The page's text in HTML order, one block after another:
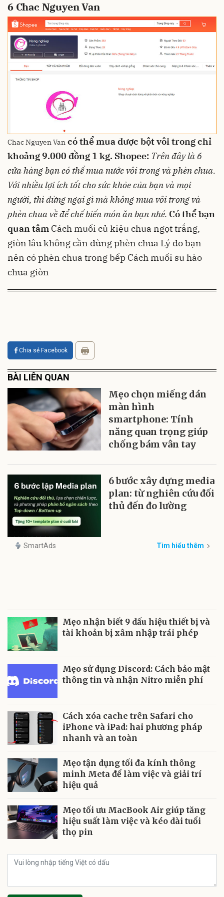
6Chac Nguyen Van
Chac Nguyen Van có thể mua được bột vôi trongchỉ
khoảng 9.000 đồng 1 kg. Shopee: Trên đây là 6
cửa hàng bạn có thể mua nước vôi trong và phèn chua.
Với nhiều lợi ích tốt cho sức khỏe của bạn và mọi
người, thì đừng ngại gì mà không mua vôi trong và
phèn chua về để chế biến món ăn bạn nhé. Có thể bạn
quan tâm Cách muối củ kiệu chua ngọt trắng,
giòn lâu không cần dùng phèn chua Lý do bạn
nên có phèn chua trong bếp Cách muối su hào
chua giòn
Chia sẻ Facebook
BÀI LIÊN QUAN
Mẹo chọn miếng dán
màn hình
smartphone: Tính
năng quan trọng giúp
chống bám vân tay
6 bước xây dựng media
plan: từ nghiên cứu đối
thủ đến đo lường
SmartAds Tìm hiểu thêm
Mẹo nhận biết 9 dấu hiệu thiết bị và
tài khoản bị xâm nhập trái phép
Mẹo sử dụng Discord: Cách bảo mật
thông tin và nhận Nitro miễn phí
Cách xóa cache trên Safari cho
iPhone và iPad: hai phương pháp
nhanh và an toàn
Mẹo tận dụng tối đa kính thông
minh Meta để làm việc và giải trí
hiệu quả
Mẹo tối ưu MacBook Air giúp tăng
hiệu suất làm việc và kéo dài tuổi
thọ pin